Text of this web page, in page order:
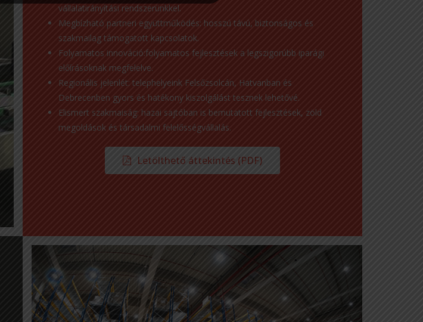
vállalatirányítási rendszerünkkel.
Megbízható partneri együttműködés: hosszú távú, biztonságos és
szakmailag támogatott kapcsolatok.
Folyamatos innováció:folyamatos fejlesztések a legszigorúbb iparági
előírásoknak megfelelve.
Regionális jelenlét: telephelyeink Felsőzsolcán, Hatvanban és
Debrecenben gyors és hatékony kiszolgálást tesznek lehetővé.
Elismert szakmaiság: hazai sajtóban is bemutatott fejlesztések, zöld
megoldások és társadalmi felelősségvállalás.
Letölthető áttekintés (PDF)